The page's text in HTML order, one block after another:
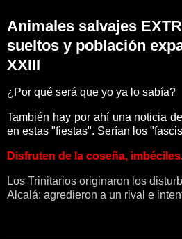
Animales salvajes
sueltos y población
XXIII
¿Por qué será que yo ya lo sabía?
También hay por ahí una noticia
en estas "fiestas". Serían los
Disfruten de la coseña,
Los Trinitarios originaron los
Alcalá: agredieron a un rival e